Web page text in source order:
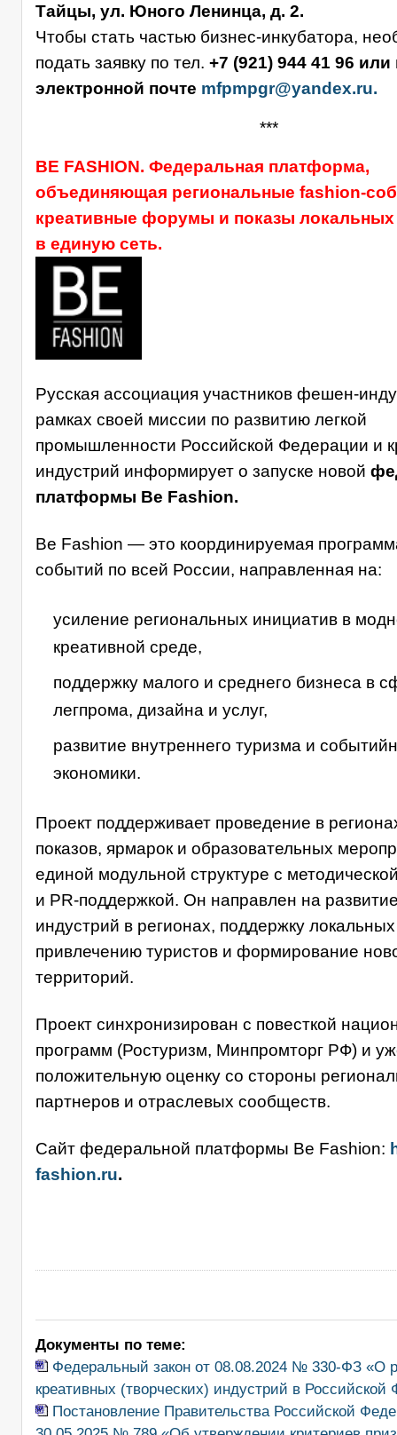
Тайцы, ул. Юного Ленинца, д. 2.
Чтобы стать частью бизнес-инкубатора,
подать заявку по тел. +7 (921) 944 41 96 или
электронной почте mfpmpgr@yandex.ru.
***
BE FASHION. Федеральная платформа,
объединяющая региональные fashion-
креативные форумы и показы локальных
в единую сеть.
Русская ассоциация участников фешен-
рамках своей миссии по развитию легкой
промышленности Российской Федерации и
индустрий информирует о запуске новой
платформы Be Fashion.
Be Fashion — это координируемая
событий по всей России, направленная на:
усиление региональных инициатив в
креативной среде,
поддержку малого и среднего бизнеса в
легпрома, дизайна и услуг,
развитие внутреннего туризма и
экономики.
Проект поддерживает проведение в
показов, ярмарок и образовательных
единой модульной структуре с
и PR-поддержкой. Он направлен на
индустрий в регионах, поддержку
привлечению туристов и формирование
территорий.
Проект синхронизирован с повесткой
программ (Ростуризм, Минпромторг РФ) и
положительную оценку со стороны
партнеров и отраслевых сообществ.
Сайт федеральной платформы Be Fashion:
fashion.ru.
Документы по теме:
Федеральный закон от 08.08.2024 № 330-ФЗ «О
креативных (творческих) индустрий в Российской
Постановление Правительства Российской